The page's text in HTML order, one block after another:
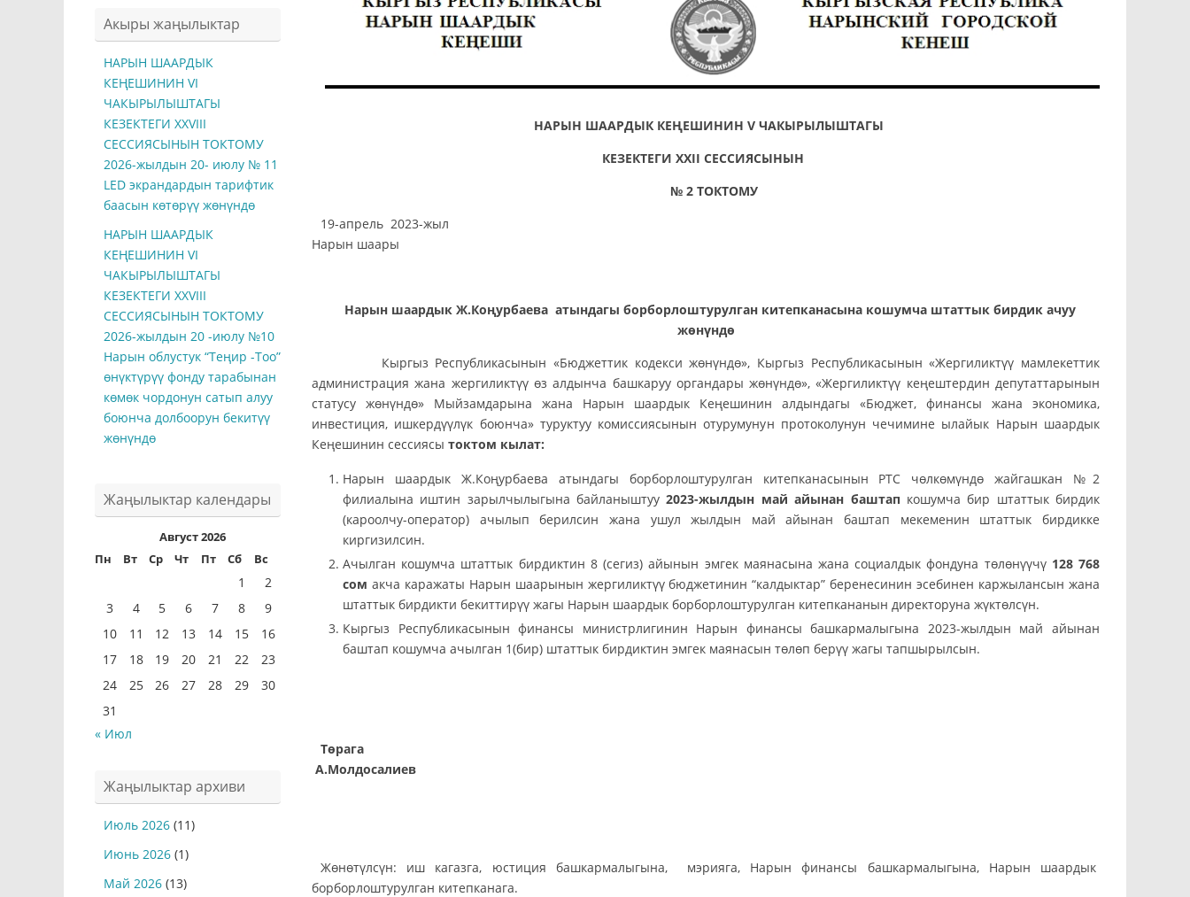
НАРЫН ШААРДЫК КЕҢЕШИНИН V ЧАКЫРЫЛЫШТАГЫ
КЕЗЕКТЕГИ ХXII СЕССИЯСЫНЫН
№ 2 ТОКТОМУ
19-апрель 2023-жыл
Нарын шаары
Нарын шаардык Ж.Коңурбаева атындагы борборлоштурулган китепканасына кошумча штаттык бирдик ачуу
жөнүндө
Кыргыз Республикасынын «Бюджеттик кодекси жөнүндө», Кыргыз Республикасынын «Жергиликтүү мамлекеттик
администрация жана жергиликтүү өз алдынча башкаруу органдары жөнүндө», «Жергиликтүү кеңештердин депутаттарынын
статусу жөнүндө» Мыйзамдарына жана Нарын шаардык Кеңешинин алдындагы «Бюджет, финансы жана экономика,
инвестиция, ишкердүүлүк боюнча» туруктуу комиссиясынын отурумунун протоколунун чечимине ылайык Нарын шаардык
Кеңешинин сессиясы токтом кылат:
Нарын шаардык Ж.Коңурбаева атындагы борборлоштурулган китепканасынын РТС чөлкөмүндө жайгашкан №2
филиалына иштин зарылчылыгына байланыштуу2023-жылдын май айынан баштап кошумча бир штаттык бирдик
(кароолчу-оператор) ачылып берилсин жана ушул жылдын май айынан баштап мекеменин штаттык бирдикке
киргизилсин.
Ачылган кошумча штаттык бирдиктин 8 (сегиз) айынын эмгек маянасына жана социалдык фондуна төлөнүүчү 128 768
сом акча каражаты Нарын шаарынын жергиликтүү бюджетинин “калдыктар” беренесинин эсебинен каржылансын жана
штаттык бирдикти бекиттирүү жагы Нарын шаардык борборлоштурулган китепкананын директоруна жүктөлсүн.
Кыргыз Республикасынын финансы министрлигинин Нарын финансы башкармалыгына 2023-жылдын май айынан
баштап кошумча ачылган 1(бир) штаттык бирдиктин эмгек маянасын төлөп берүү жагы тапшырылсын.
Төрага
А.Молдосалиев
Жөнөтүлсүн: иш кагазга, юстиция башкармалыгына, мэрияга, Нарын финансы башкармалыгына, Нарын шаардык
борборлоштурулган китепканага.
Акыры жаңылыктар
НАРЫН ШААРДЫК
КЕҢЕШИНИН VI
ЧАКЫРЫЛЫШТАГЫ
КЕЗЕКТЕГИ ХXVIII
СЕССИЯСЫНЫН ТОКТОМУ
2026-жылдын 20- июлу № 11
LED экрандардын тарифтик
баасын көтөрүү жөнүндө
НАРЫН ШААРДЫК
КЕҢЕШИНИН VI
ЧАКЫРЫЛЫШТАГЫ
КЕЗЕКТЕГИ ХXVIII
СЕССИЯСЫНЫН ТОКТОМУ
2026-жылдын 20 -июлу №10
Нарын облустук “Теңир -Тоо”
өнүктүрүү фонду тарабынан
көмөк чордонун сатып алуу
боюнча долбоорун бекитүү
жөнүндө
Жаңылыктар календары
Август 2026
Пн
Вт Ср Чт Пт Сб Вс
1
2
3
4 5 6 7 8
9
10
11 12 13 14 15
16
17
18 19 20 21 22
23
24
25 26 27 28 29
30
31
« Июл
Жаңылыктар архиви
Июль 2026 (11)
Июнь 2026 (1)
Май 2026 (13)